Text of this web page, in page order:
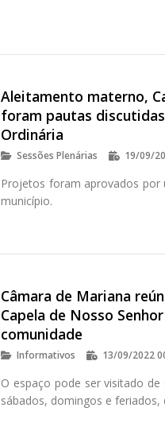
Aleitamento materno,
foram pautas
Ordinária
Sessões Plenárias 19/09/
Projetos foram aprovados por
município.
Câmara de Mariana
Capela de Nosso
comunidade
Informativos 13/09/2022
O espaço pode ser visitado
sábados, domingos e feriados,